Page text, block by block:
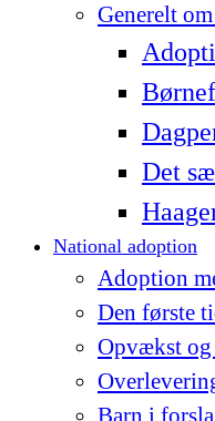
Generelt
Det
National adoption
Adoption
Den første
Opvækst
Barn i